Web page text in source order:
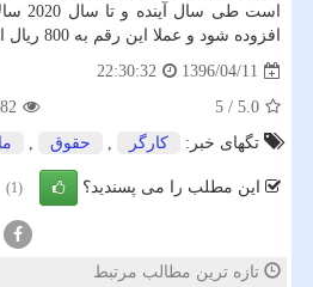
افزوده شود و عملا این رقم به 800 ریال افزایش یابد.
1396/04/11
22:30:32
5.0
/
5
تگهای خبر:
كارگر , حقوق ,
این مطلب را می پسندید؟ (1)
تازه ترین مطالب مرتبط